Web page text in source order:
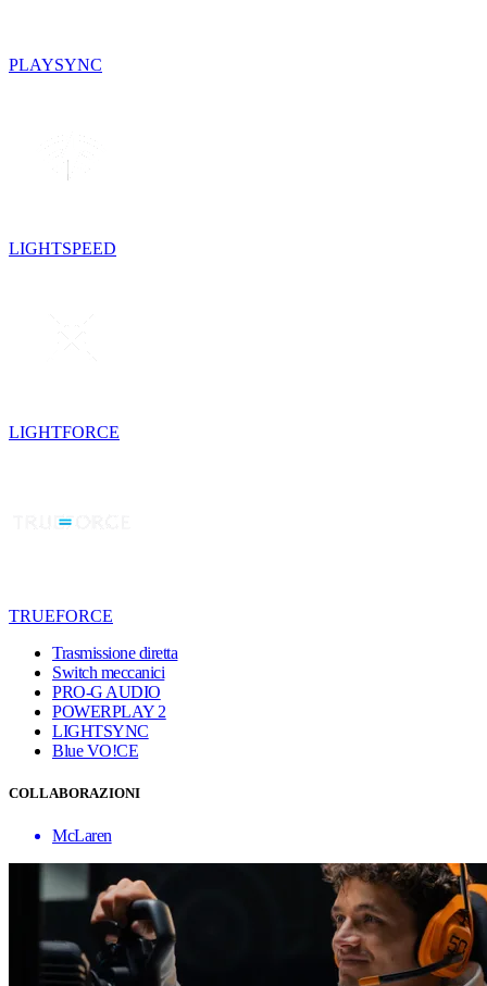
PLAYSYNC
LIGHTSPEED
LIGHTFORCE
TRUEFORCE
Trasmissione diretta
Switch meccanici
PRO-G AUDIO
POWERPLAY 2
LIGHTSYNC
Blue VO!CE
COLLABORAZIONI
McLaren